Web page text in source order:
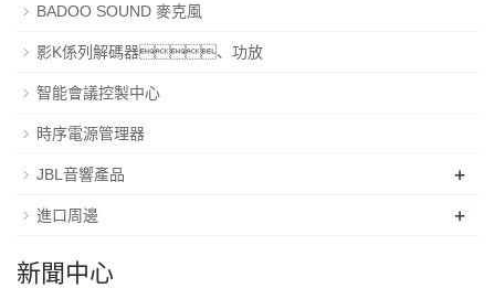
BADOO SOUND 麥克風
影K係列解碼器、功放
智能會議控製中心
時序電源管理器
JBL音響產品 +
進口周邊 +
新聞中心